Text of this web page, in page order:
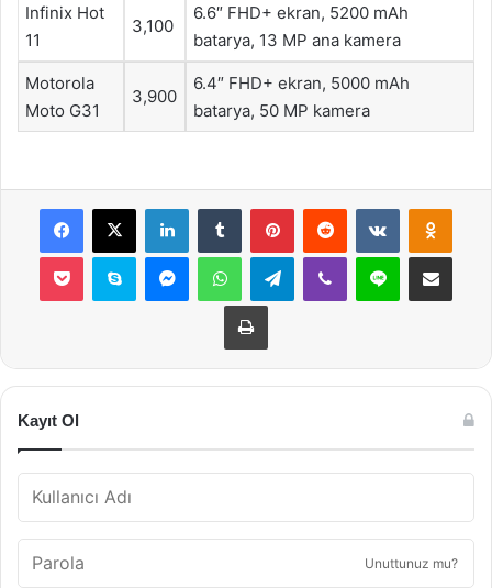
Infinix Hot
11
3,100
6.6″ FHD+ ekran, 5200 mAh
batarya, 13 MP ana kamera
Motorola
Moto G31
3,900
6.4″ FHD+ ekran, 5000 mAh
batarya, 50 MP kamera
Facebook
X LinkedInTumblr PinterestReddit VKontakte
Pocket Skype MessengerWhatsAppTelegramViber Line E-Posta ile
Yazdır
Kayıt Ol
Unuttunuz mu?